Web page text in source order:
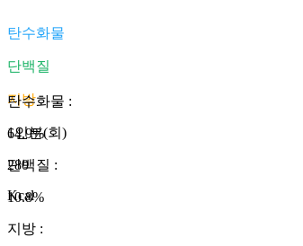
탄수화물
단백질
지방
1인분(회)
280
Kcal
탄수화물 :
64.9%
단백질 :
10.8%
지방 :